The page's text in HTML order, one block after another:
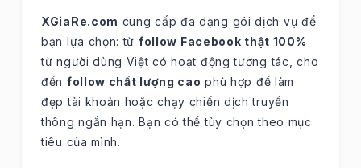
XGiaRe.com cung cấp đa dạng gói dịch vụ để
bạn lựa chọn: từ follow Facebook thật 100%
từ người dùng Việt có hoạt động tương tác, cho
đến follow chất lượng cao phù hợp để làm
đẹp tài khoản hoặc chạy chiến dịch truyền
thông ngắn hạn. Bạn có thể tùy chọn theo mục
tiêu của mình.